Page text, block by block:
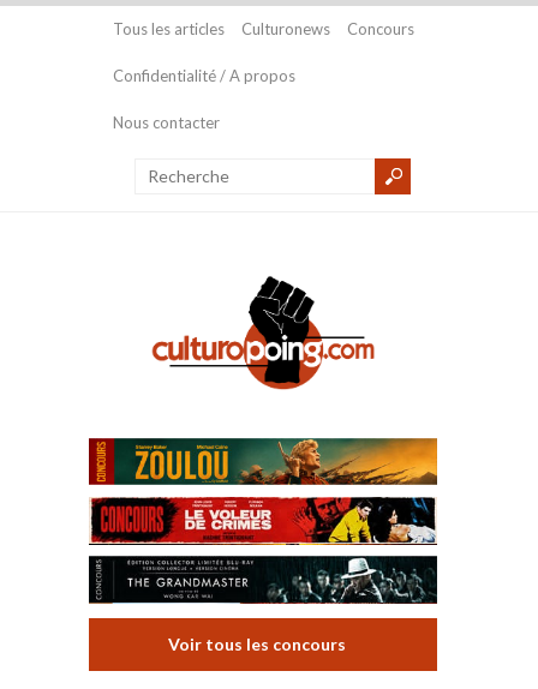
Tous les articles Culturonews Concours
Confidentialité / A propos
Nous contacter
Voir tous les concours